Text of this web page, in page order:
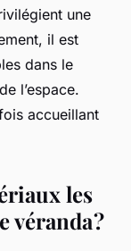
une
il est
dans le
l’espace.
accueillant
les
véranda ?